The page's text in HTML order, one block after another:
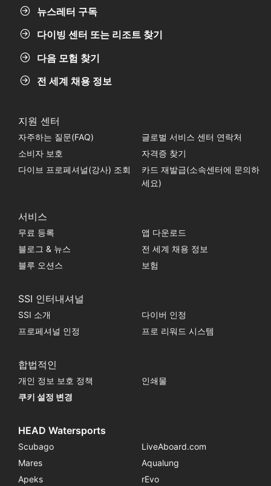
뉴스레터 구독
다이빙 센터 또는 리조트 찾기
다음 모험 찾기
전 세계 채용 정보
지원 센터
자주하는 질문(FAQ)
글로벌 서비스 센터 연락처
소비자 보호
자격증 찾기
다이브 프로페셔널(강사) 조회
카드 재발급(소속센터에 문의하
세요)
서비스
무료 등록
앱 다운로드
블로그 & 뉴스
전 세계 채용 정보
블루 오션스
보험
SSI 인터내셔널
SSI 소개
다이버 인정
프로페셔널 인정
프로 리워드 시스템
합법적인
개인 정보 보호 정책
인쇄물
쿠키 설정 변경
HEAD Watersports
Scubago
LiveAboard.com
Mares
Aqualung
Apeks
rEvo